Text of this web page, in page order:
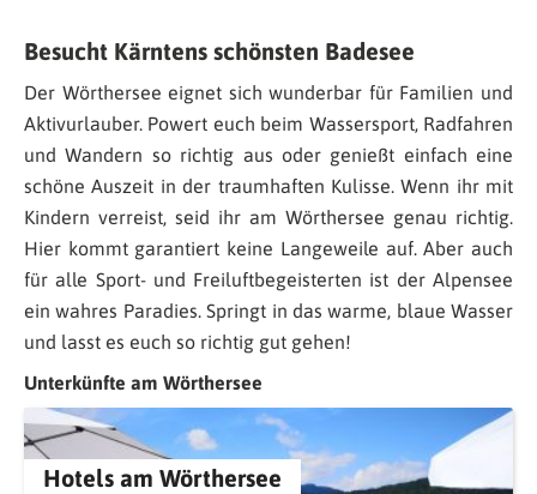
Besucht Kärntens schönsten Badesee
Der Wörthersee eignet sich wunderbar für Familien und
Aktivurlauber. Powert euch beim Wassersport, Radfahren
und Wandern so richtig aus oder genießt einfach eine
schöne Auszeit in der traumhaften Kulisse. Wenn ihr mit
Kindern verreist, seid ihr am Wörthersee genau richtig.
Hier kommt garantiert keine Langeweile auf. Aber auch
für alle Sport- und Freiluftbegeisterten ist der Alpensee
ein wahres Paradies. Springt in das warme, blaue Wasser
und lasst es euch so richtig gut gehen!
Unterkünfte am Wörthersee
Hotels am Wörthersee